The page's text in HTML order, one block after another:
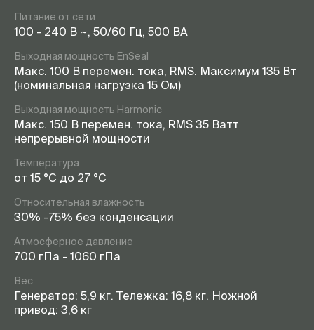
Питание от сети
100 - 240 В ~, 50/60 Гц, 500 ВА
Выходная мощность EnSeal
Макс. 100 В перемен. тока, RMS. Максимум 135 Вт
(номинальная нагрузка 15 Ом)
Выходная мощность Harmonic
Макс. 150 В перемен. тока, RMS 35 Ватт
непрерывной мощности
Температура
от 15 °C до 27 °C
Относительная влажность
30% -75% без конденсации
Атмосферное давление
700 гПа - 1060 гПа
Вес
Генератор: 5,9 кг. Тележка: 16,8 кг. Ножной
привод: 3,6 кг